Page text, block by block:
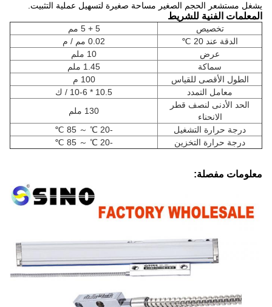
يشغل مستشعر الحجم الصغير مساحة صغيرة لتسهيل عملية التثبيت.
المعلمات الفنية للشريط
تخصيص
5 + 5 مم
الدقة عند 20 ℃
0.02 مم / م
عرض
10 ملم
سماكة
1.45 ملم
الطول الأقصى للقياس
100 م
معامل التمدد
10.5 * 10-6 / ك
الحد الأدنى لنصف قطر
الانحناء
130 ملم
درجة حرارة التشغيل
-20 ℃ ～ 85 ℃
درجة حرارة التخزين
-20 ℃ ～ 85 ℃
معلومات مفصلة: